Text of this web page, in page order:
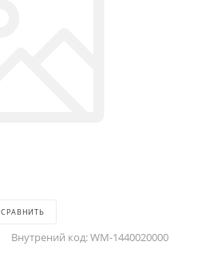
СРАВНИТЬ
Внутрений код:WM-1440020000